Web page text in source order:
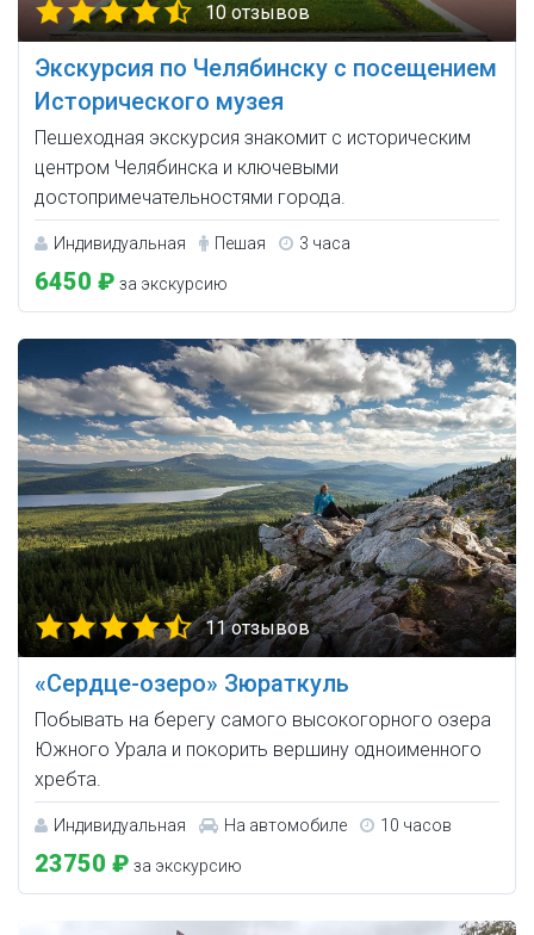
10 отзывов
Экскурсия по Челябинску с посещением
Исторического музея
Пешеходная экскурсия знакомит с историческим
центром Челябинска и ключевыми
достопримечательностями города.
Индивидуальная Пешая 3 часа
6450 ₽ за экскурсию
11 отзывов
«Сердце-озеро» Зюраткуль
Побывать на берегу самого высокогорного озера
Южного Урала и покорить вершину одноименного
хребта.
Индивидуальная На автомобиле 10 часов
23750 ₽ за экскурсию